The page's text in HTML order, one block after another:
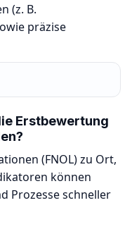
(z. B.
präzise
Erstbewertung
(FNOL) zu Ort,
können
Prozesse schneller